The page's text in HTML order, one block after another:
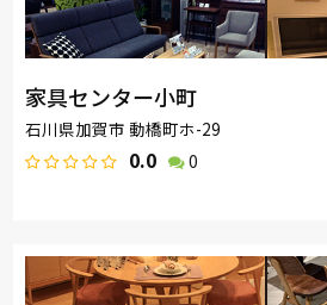
家具センター小町
石川県加賀市 動橋町ホ-29
0.0 0